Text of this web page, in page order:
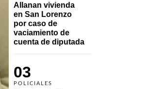
Allanan vivienda
en San Lorenzo
por caso de
vaciamiento de
cuenta de diputada
03
POLICIALES